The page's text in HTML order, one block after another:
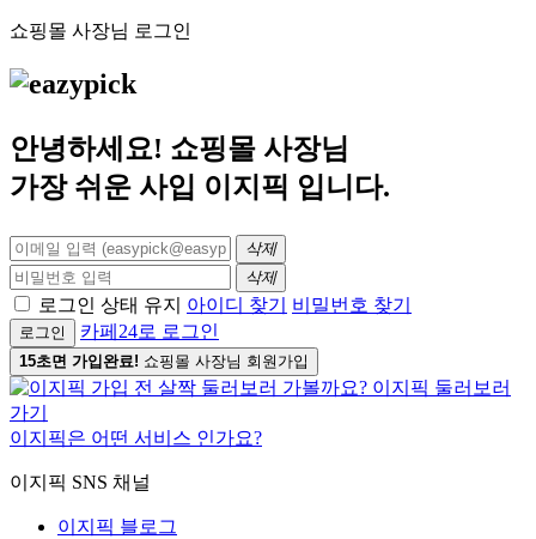
쇼핑몰 사장님 로그인
안녕하세요! 쇼핑몰 사장님
가장 쉬운 사입 이지픽 입니다.
삭제
삭제
로그인 상태 유지 아이디 찾기 비밀번호 찾기
로그인 카페24로 로그인
15초면 가입완료! 쇼핑몰 사장님 회원가입
이지픽은 어떤 서비스 인가요?
이지픽 SNS 채널
이지픽 블로그